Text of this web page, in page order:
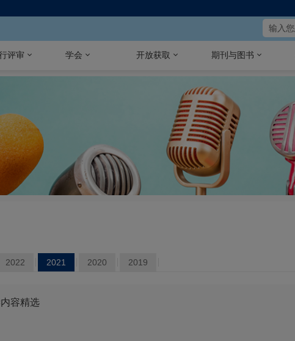
评审 学会 开放获取 期刊与图书
2022 2021 2020 2019
容精选